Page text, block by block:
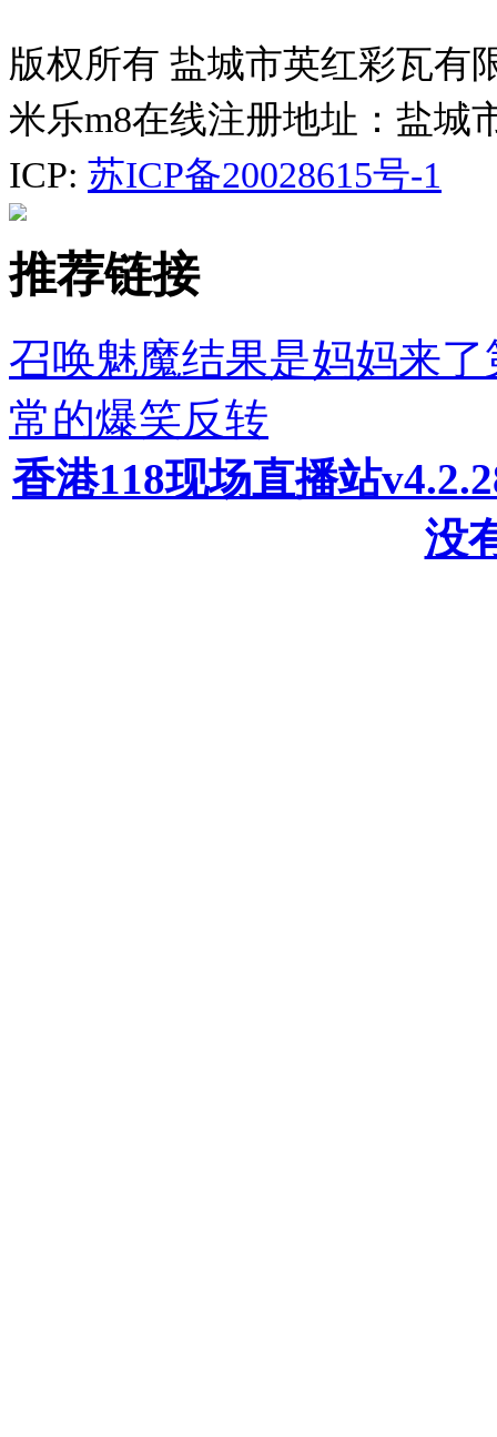
版权所有 盐城市英红彩瓦有
米乐m8在线注册地址：盐城
ICP: 苏ICP备20028615号-1
推荐链接
召唤魅魔结果是妈妈来
常的爆笑反转
香港118现场直播站
没